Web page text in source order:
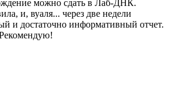
можно сдать в Лаб-ДНК.
и, вуаля... через две недели
и достаточно информативный отчет.